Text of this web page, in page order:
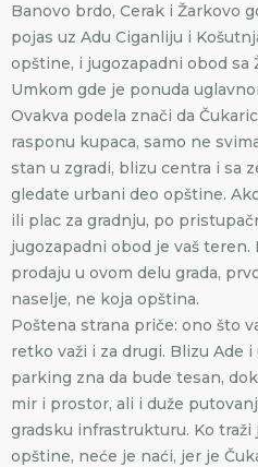
Banovo brdo, Cerak i Žarkovo
pojas uz Adu Ciganliju i
opštine, i jugozapadni obod sa
Umkom gde je ponuda
Ovakva podela znači da
rasponu kupaca, samo ne
stan u zgradi, blizu centra i sa
gledate urbani deo opštine.
ili plac za gradnju, po
jugozapadni obod je vaš
prodaju u ovom delu grada,
naselje, ne koja opština.
Poštena strana priče: ono što
retko važi i za drugi. Blizu Ade
parking zna da bude tesan,
mir i prostor, ali i duže
gradsku infrastrukturu. Ko
opštine, neće je naći, jer je